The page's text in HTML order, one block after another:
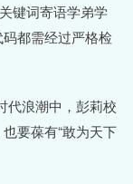
键词寄语学弟学
都需经过严格检
代浪潮中，彭莉校
要葆有“敢为天下